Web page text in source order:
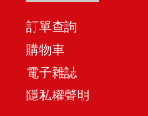
訂單查詢
購物車
電子雜誌
隱私權聲明